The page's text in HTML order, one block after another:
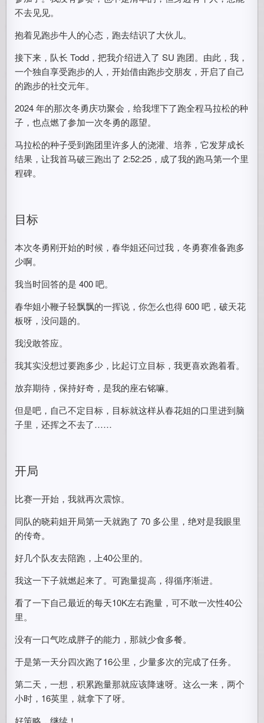
不去见见。
抱着见跑步牛人的心态，跑去结识了大伙儿。
接下来，队长 Todd，把我介绍进入了 SU 跑团。由此，我，
一个独自享受跑步的人，开始借由跑步交朋友，开启了自己
的跑步的社交元年。
2024 年的那次冬勇庆功聚会，给我埋下了跑全程马拉松的种
子，也点燃了参加一次冬勇的愿望。
马拉松的种子受到跑团里许多人的浇灌、培养，它发芽成长
结果，让我首马破三跑出了 2:52:25，成了我的跑马第一个里
程碑。
目标
本次冬勇刚开始的时候，春华姐还问过我，冬勇赛准备跑多
少啊。
我当时回答的是 400 吧。
春华姐小鞭子轻飘飘的一挥说，你怎么也得 600 吧，破天花
板呀，没问题的。
我没敢答应。
我其实没想过要跑多少，比起订立目标，我更喜欢跑着看。
放弃期待，保持好奇，是我的座右铭嘛。
但是吧，自己不定目标，目标就这样从春花姐的口里进到脑
子里，还挥之不去了……
开局
比赛一开始，我就再次震惊。
同队的晓莉姐开局第一天就跑了 70 多公里，绝对是我眼里
的传奇。
好几个队友去陪跑，上40公里的。
我这一下子就燃起来了。可跑量提高，得循序渐进。
看了一下自己最近的每天10K左右跑量，可不敢一次性40公
里。
没有一口气吃成胖子的能力，那就少食多餐。
于是第一天分四次跑了16公里，少量多次的完成了任务。
第二天，一想，积累跑量那就应该降速呀。这么一来，两个
小时，16英里，就拿下了呀。
好策略，继续！